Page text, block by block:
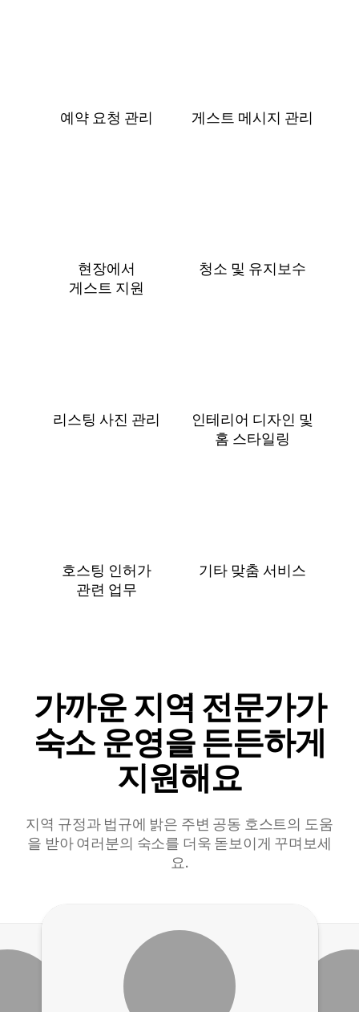
예약 요청 관리 게스트 메⁠시⁠지 관⁠리
현장에서
게⁠스⁠트 지⁠원
청소 및 유지보수
리스팅 사진 관리
인테리어 디자인 및
홈 스⁠타⁠일⁠링
호스팅 인허가
관⁠련 업⁠무
기타 맞춤 서비스
가까운 지역 전문가가
숙소 운영을 든든하게
지원해요
지역 규정과 법규에 밝은 주변 공동 호스트의 도움
을 받아 여러분의 숙소를 더욱 돋보이게 꾸며보세
요.